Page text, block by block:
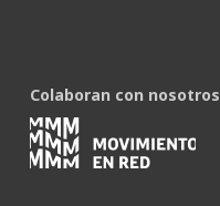
Colaboran con nosotros